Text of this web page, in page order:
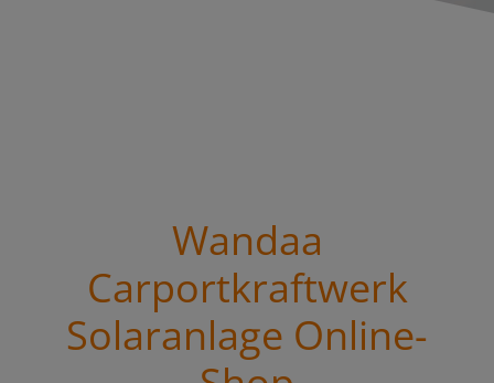
Wandaa
Carportkraftwerk
Solaranlage Online-